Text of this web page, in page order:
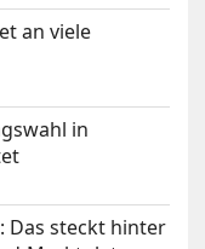
an viele
in
Das steckt hinter